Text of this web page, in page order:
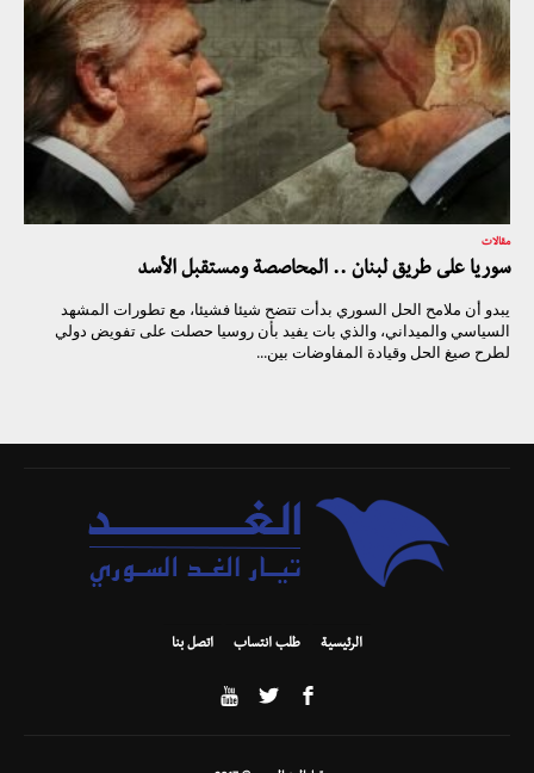
مقالات
سوريا على طريق لبنان .. المحاصصة ومستقبل الأسد
يبدو أن ملامح الحل السوري بدأت تتضح شيئا فشيئا، مع تطورات المشهد
السياسي والميداني، والذي بات يفيد بأن روسيا حصلت على تفويض دولي
لطرح صيغ الحل وقيادة المفاوضات بين...
الرئيسية طلب انتساب اتصل بنا